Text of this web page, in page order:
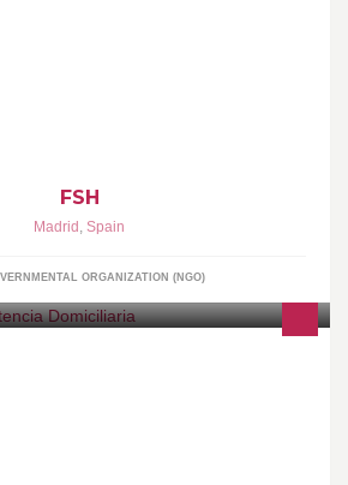
FSH
Madrid , Spain
ORGANIZATION (NGO)